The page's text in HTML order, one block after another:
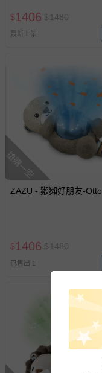
$1406 $1480
最新上架
搶購一空
ZAZU - 獺獺好朋友-Otto
$1406 $1480
已售出 1